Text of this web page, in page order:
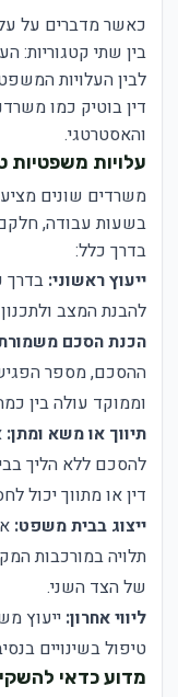
כאשר מדברים על
בין שתי קטגוריות:
לבין העלויות
דין בוטיק כמו
והאסטרטגי.
עלויות משפטיות
משרדים שונים
בשעות עבודה,
בדרך כלל:
ייעוץ ראשוני: בדרך
להבנת המצב
הכנת הסכם
ההסכם, מספר
וממוקד עולה בין
תיווך או משא ומתן:
להסכם ללא הליך
דין או מתווך יכול
ייצוג בבית משפט:
תלויה במורכבות
של הצד השני.
ליווי אחרון: ייעוץ
טיפול בשינויים
מדוע כדאי